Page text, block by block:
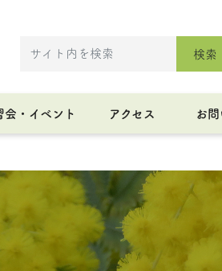
検索
・イベント アクセス お